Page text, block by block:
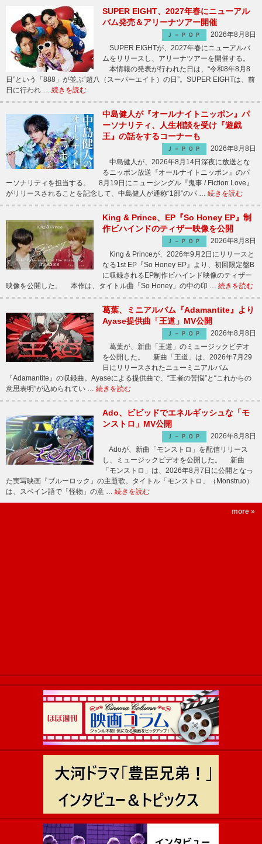
SUPER EIGHT、2027年春にニューアル
バム発売＆アリーナツアー開催
Ｊ－ＰＯＰ
2026年8月8日
SUPER EIGHTが、2027年春にニューアルバ
ムをリリースし、アリーナツアーを開催する。
本情報の発表が行われた日は、“令和8年8月8
日”という「888」が並ぶ“超八（スーパーエイト）の日”。SUPER EIGHTは、前
日に行われ … 続きを読む
中島健人が『オールナイトニッポン』パ
ーソナリティ、人生相談を受け『遊戯
王』の話をするコーナーも
Ｊ－ＰＯＰ
2026年8月8日
中島健人が、2026年8月14日深夜に放送とな
るニッポン放送『オールナイトニッポン』のパ
ーソナリティを担当する。 8月19日にニューシングル『鬼事 / Fiction Love』
がリリースされることを記念して、中島健人が通称“1部”のパ … 続きを読む
King & Prince、EP『So Honey EP』制
作ビハインドのティザー映像を公開
Ｊ－ＰＯＰ
2026年8月8日
King & Princeが、2026年9月2日にリリースと
なる1st EP『So Honey EP』より、初回限定盤B
に収録されるEP制作ビハインド映像のティザー
映像を公開した。 本作は、タイトル曲「So Honey」の中の印 … 続きを読む
葛葉、ミニアルバム『Adamantite』より
Ayase提供曲「王道」MV公開
Ｊ－ＰＯＰ
2026年8月8日
葛葉が、新曲「王道」のミュージックビデオ
を公開した。 新曲「王道」は、2026年7月29
日にリリースされたニューミニアルバム
『Adamantite』の収録曲。Ayaseによる提供曲で、“王者の苦悩”と“これからの
意思表明”が込められてい … 続きを読む
Ado、ビビッドでエネルギッシュな「モ
ンストロ」MV公開
Ｊ－ＰＯＰ
2026年8月8日
Adoが、新曲「モンストロ」を配信リリース
し、ミュージックビデオを公開した。 新曲
「モンストロ」は、2026年8月7日に公開となっ
た実写映画『ブルーロック』の主題歌。タイトル「モンストロ」（Monstruo）
は、スペイン語で「怪物」の意 … 続きを読む
more »